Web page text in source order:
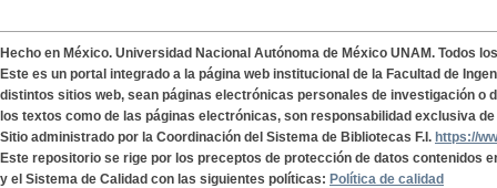
Hecho en México. Universidad Nacional Autónoma de México UNAM. Todos
Este es un portal integrado a la página web institucional de la Facultad de
distintos sitios web, sean páginas electrónicas personales de investigación o
los textos como de las páginas electrónicas, son responsabilidad exclusiva
Sitio administrado por la Coordinación del Sistema de Bibliotecas F.I. https://
Este repositorio se rige por los preceptos de protección de datos contenidos
y el Sistema de Calidad con las siguientes políticas: Política de calidad